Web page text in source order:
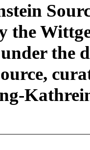
the
the